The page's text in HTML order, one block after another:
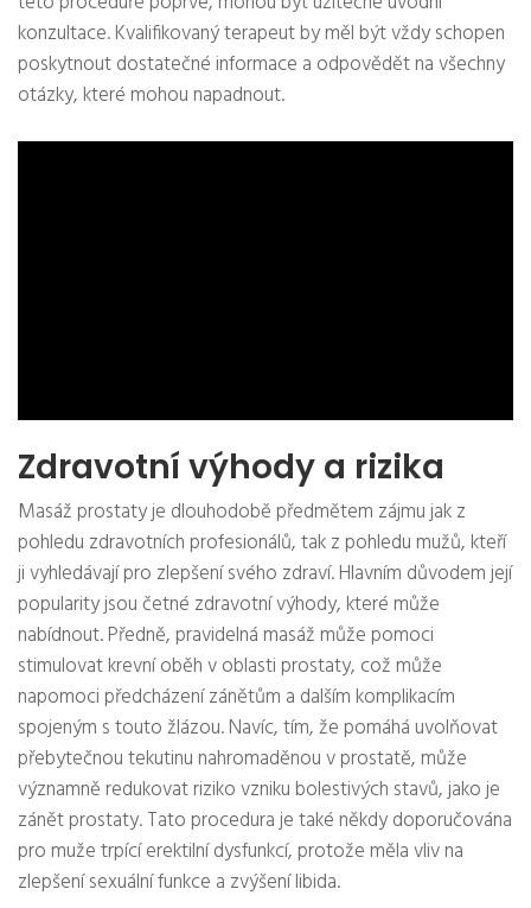
konzultace. Kvalifikovaný terapeut by měl být vždy schopen
poskytnout dostatečné informace a odpovědět na všechny
otázky, které mohou napadnout.
Zdravotní výhody a rizika
Masáž prostaty je dlouhodobě předmětem zájmu jak z
pohledu zdravotních profesionálů, tak z pohledu mužů, kteří
ji vyhledávají pro zlepšení svého zdraví. Hlavním důvodem její
popularity jsou četné zdravotní výhody, které může
nabídnout. Předně, pravidelná masáž může pomoci
stimulovat krevní oběh v oblasti prostaty, což může
napomoci předcházení zánětům a dalším komplikacím
spojeným s touto žlázou. Navíc, tím, že pomáhá uvolňovat
přebytečnou tekutinu nahromaděnou v prostatě, může
významně redukovat riziko vzniku bolestivých stavů, jako je
zánět prostaty. Tato procedura je také někdy doporučována
pro muže trpící erektilní dysfunkcí, protože měla vliv na
zlepšení sexuální funkce a zvýšení libida.